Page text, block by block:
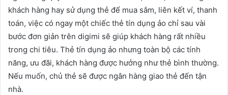
khách hàng hay sử dụng thẻ để mua sắm, liên kết ví, thanh
toán, việc có ngay một chiếc thẻ tín dụng ảo chỉ sau vài
bước đơn giản trên digimi sẽ giúp khách hàng rất nhiều
trong chi tiêu. Thẻ tín dụng ảo nhưng toàn bộ các tính
năng, ưu đãi, khách hàng được hưởng như thẻ bình thường.
Nếu muốn, chủ thẻ sẽ được ngân hàng giao thẻ đến tận
nhà.